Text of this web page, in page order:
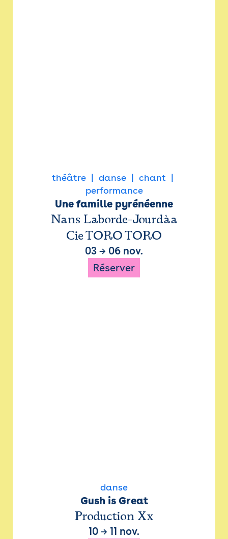
théâtre danse
chant
performance
Une famille pyrénéenne
Nans Laborde-Jourdàa
Cie TORO TORO
03 → 06 nov.
Réserver
danse
Gush is Great
Production Xx
10 → 11 nov.